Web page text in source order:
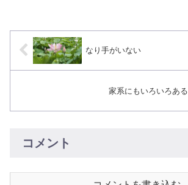
なり手がいない
家系にもいろいろある
コメント